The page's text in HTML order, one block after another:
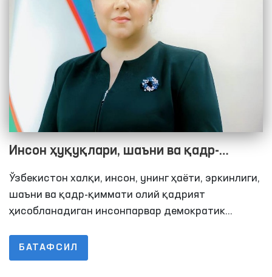
Инсон ҳуқуқлари, шаъни ва қадр-
қиммати давлат ҳимоясида:
қийноқларни олдини олиш бўйича
Ўзбекистон тажрибаси
Ўзбекистон халқи, инсон, унинг ҳаёти, эркинлиги,
шаъни ва қадр-қиммати олий қадрият
ҳисобланадиган инсонпарвар демократик
масъулиятини олган. Янги таҳрирда қабул
қилинган Ўзбекистон Республикаси
БАТАФСИЛ